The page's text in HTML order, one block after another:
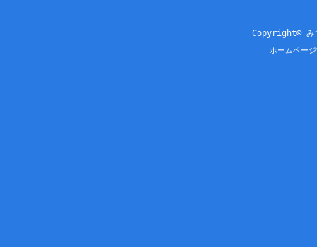
Copyright© み
ホームペー